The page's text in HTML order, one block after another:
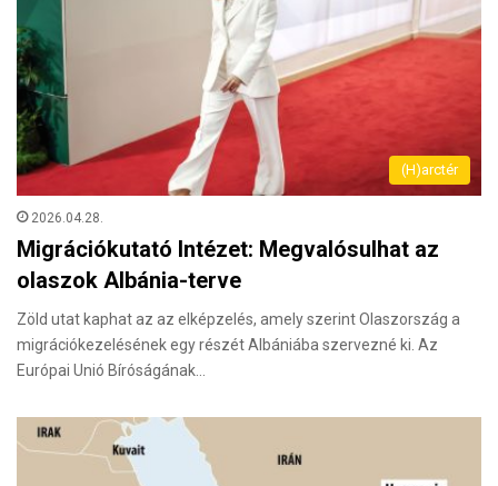
(H)arctér
2026.04.28.
Migrációkutató Intézet: Megvalósulhat az
olaszok Albánia-terve
Zöld utat kaphat az az elképzelés, amely szerint Olaszország a
migrációkezelésének egy részét Albániába szervezné ki. Az
Európai Unió Bírósá­gának…